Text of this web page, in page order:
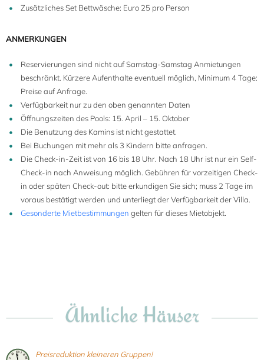
Zusätzliches Set Bettwäsche: Euro 25 pro Person
ANMERKUNGEN
Reservierungen sind nicht auf Samstag-Samstag Anmietungen
beschränkt. Kürzere Aufenthalte eventuell möglich, Minimum 4 Tage:
Preise auf Anfrage.
Verfügbarkeit nur zu den oben genannten Daten
Öffnungszeiten des Pools: 15. April – 15. Oktober
Die Benutzung des Kamins ist nicht gestattet.
Bei Buchungen mit mehr als 3 Kindern bitte anfragen.
Die Check-in-Zeit ist von 16 bis 18 Uhr. Nach 18 Uhr ist nur ein Self-
Check-in nach Anweisung möglich. Gebühren für vorzeitigen Check-
in oder späten Check-out: bitte erkundigen Sie sich; muss 2 Tage im
voraus bestätigt werden und unterliegt der Verfügbarkeit der Villa.
Gesonderte Mietbestimmungen gelten für dieses Mietobjekt.
Ähnliche Häuser
Preisreduktion kleineren Gruppen!